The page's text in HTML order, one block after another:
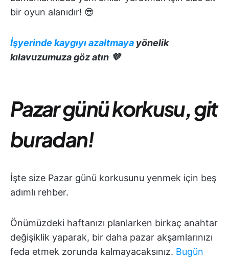
bir oyun alanıdır! 😎
İşyerinde kaygıyı azaltmaya yönelik
kılavuzumuza göz atın 💜
Pazar günü korkusu, git
buradan!
İşte size Pazar günü korkusunu yenmek için beş
adımlı rehber.
Önümüzdeki haftanızı planlarken birkaç anahtar
değişiklik yaparak, bir daha pazar akşamlarınızı
feda etmek zorunda kalmayacaksınız. Bugün